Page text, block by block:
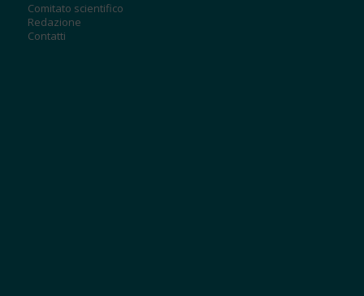
Comitato scientifico
Redazione
Contatti